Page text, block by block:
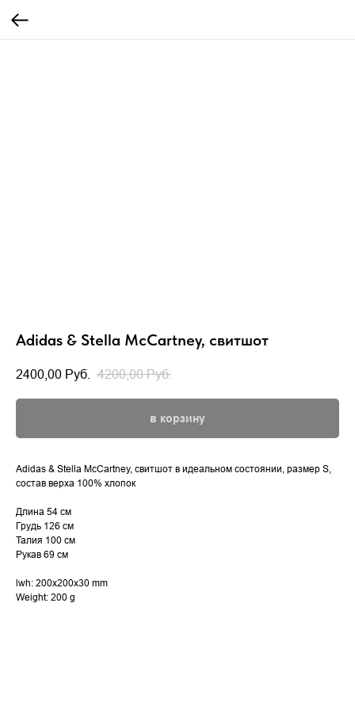
Adidas & Stella McCartney, свитшот
2400,00 Руб. 4200,00 Руб.
в корзину
Adidas & Stella McCartney, свитшот в идеальном состоянии, размер S,
состав верха 100% хлопок
Длина 54 см
Грудь 126 см
Талия 100 см
Рукав 69 см
lwh: 200x200x30 mm
Weight: 200 g